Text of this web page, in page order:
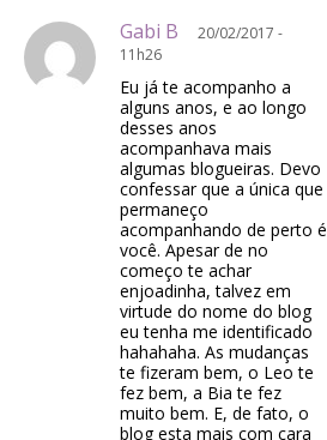
Gabi B
20/02/2017 -
11h26
Eu já te acompanho a
alguns anos, e ao longo
desses anos
acompanhava mais
algumas blogueiras. Devo
confessar que a única que
permaneço
acompanhando de perto é
você. Apesar de no
começo te achar
enjoadinha, talvez em
virtude do nome do blog
eu tenha me identificado
hahahaha. As mudanças
te fizeram bem, o Leo te
fez bem, a Bia te fez
muito bem. E, de fato, o
blog esta mais com cara